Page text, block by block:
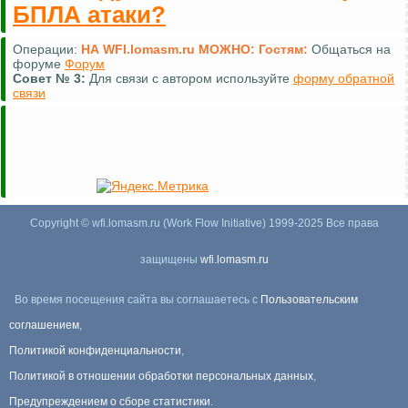
БПЛА атаки?
Операции: НА WFI.lomasm.ru МОЖНО: Гостям: Общаться на
форуме Форум
Совет № 3: Для связи с автором используйте форму обратной
связи
Copyright © wfi.lomasm.ru (Work Flow Initiative) 1999-2025 Все права
защищены wfi.lomasm.ru
Во время посещения сайта вы соглашаетесь с Пользовательским
соглашением,
Политикой конфиденциальности,
Политикой в отношении обработки персональных данных,
Предупреждением о сборе статистики.